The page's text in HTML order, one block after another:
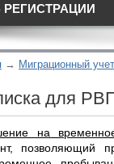
Миграционный
для
на
позволяющий